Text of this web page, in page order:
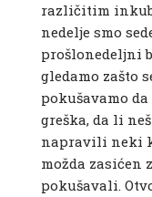
različitim
nedelje smo
prošlonedeljni
gledamo zašto
pokušavamo
greška, da li
napravili neki
možda zasićen
pokušavali.